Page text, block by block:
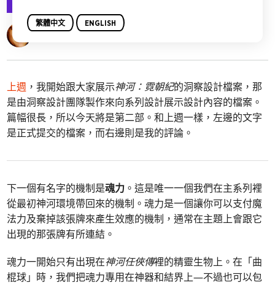
Mark Rosewater
上週 ，我開始跟大家展示神河：霓朝紀的洞察設計檔案，那
是由洞察設計團隊製作來向系列設計展示設計內容的檔案。
篇幅很長，所以今天將是第二部。和上週一樣，左邊的文字
是正式提交的檔案，而右邊則是我的評論。
下一個有名字的機制是魂力 。這是唯一一個我們在主系列裡
從最初神河環境帶回來的機制。魂力是一個讓你可以支付魔
法力及棄掉該張牌來產生效應的機制，通常在主題上會跟它
出現的那張牌有所連結。
魂力一開始只有出現在神河任俠傳裡的精靈生物上。在「曲
棍球」時，我們把魂力專用在神器和結界上—不過也可以包
繁體中文 ENGLISH